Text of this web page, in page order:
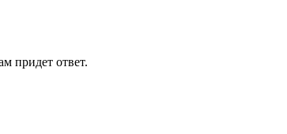
придет ответ.